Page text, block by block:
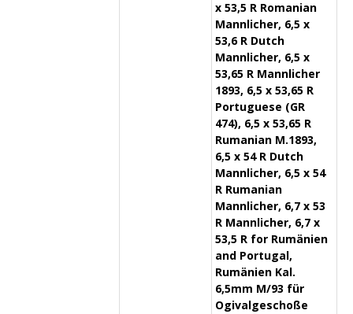
x 53,5 R Romanian
Mannlicher, 6,5 x
53,6 R Dutch
Mannlicher, 6,5 x
53,65 R Mannlicher
1893, 6,5 x 53,65 R
Portuguese (GR
474), 6,5 x 53,65 R
Rumanian M.1893,
6,5 x 54 R Dutch
Mannlicher, 6,5 x 54
R Rumanian
Mannlicher, 6,7 x 53
R Mannlicher, 6,7 x
53,5 R for Rumänien
and Portugal,
Rumänien Kal.
6,5mm M/93 für
Ogivalgeschoße